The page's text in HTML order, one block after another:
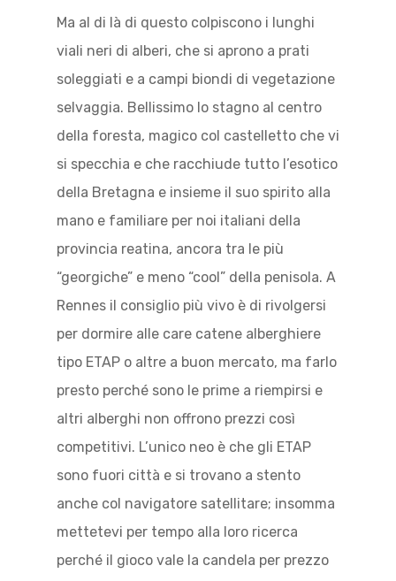
Ma al di là di questo colpiscono i lunghi
viali neri di alberi, che si aprono a prati
soleggiati e a campi biondi di vegetazione
selvaggia. Bellissimo lo stagno al centro
della foresta, magico col castelletto che vi
si specchia e che racchiude tutto l’esotico
della Bretagna e insieme il suo spirito alla
mano e familiare per noi italiani della
provincia reatina, ancora tra le più
“georgiche” e meno “cool” della penisola. A
Rennes il consiglio più vivo è di rivolgersi
per dormire alle care catene alberghiere
tipo ETAP o altre a buon mercato, ma farlo
presto perché sono le prime a riempirsi e
altri alberghi non offrono prezzi così
competitivi. L’unico neo è che gli ETAP
sono fuori città e si trovano a stento
anche col navigatore satellitare; insomma
mettetevi per tempo alla loro ricerca
perché il gioco vale la candela per prezzo